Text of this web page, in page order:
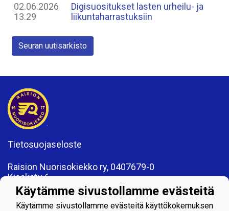
02.06.2026
13.29
Digisuositukset lasten urheilu- ja
liikuntaharrastuksiin
Seuran uutisarkisto
Tietosuojaseloste
Raision Nuorisokiekko ry, 0407679-0
Kisakatu 6
21200 Raisio
www.rnk.fi
toimisto@rnk.fi
Käytämme sivustollamme evästeitä
Käytämme sivustollamme evästeitä käyttökokemuksen